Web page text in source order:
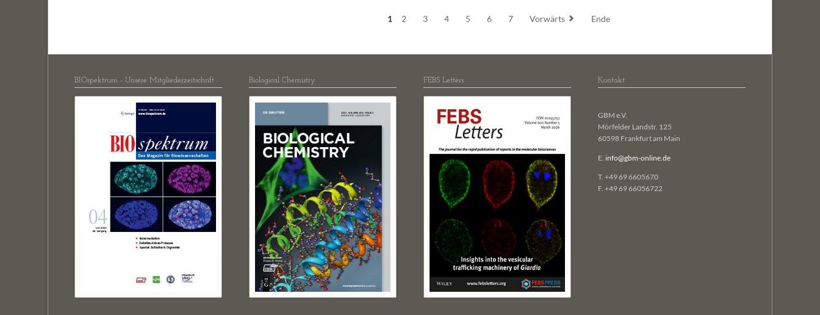
1 2 3 4 5 6 7 Vorwärts Ende
BIOspektrum - Unsere Mitgliederzeitschrift Biological Chemistry FEBS Letters Kontakt
GBM e.V.
Mörfelder Landstr. 125
60598 Frankfurt am Main
E. info@gbm-online.de
T. +49 69 6605670
F. +49 69 66056722